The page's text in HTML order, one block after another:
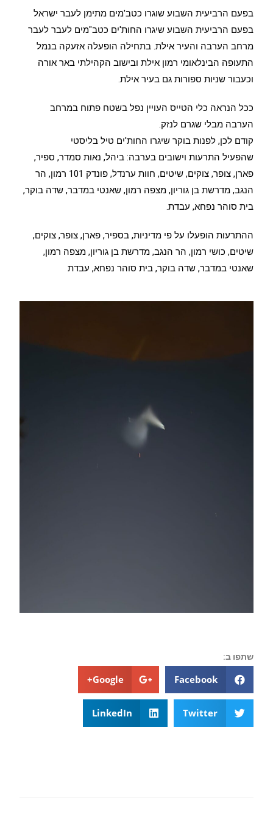
בפעם הרביעית השבוע שוגרו כטב'מים מתימן לעבר ישראל
בפעם הרביעית השבוע שיגרו החות'ים כטב"מים לעבר לעבר
מרחב הערבה והעיר אילת. בתחילה הופעלה אזעקה בנמל
התעופה הבינלאומי רמון אילת ובישוב הקהילתי באר אורה
וכעבור שניות ספורות גם בעיר אילת.
ככל הנראה כלי הטייס העויין נפל בשטח פתוח במרחב
הערבה מבלי שגרם לנזק.
קודם לכן, לפנות בוקר שיגרו החות'ים טיל בליסטי
שהפעיל התרעות וישובים בערבה: ביהל, נאות סמדר, ספיר,
פארן, צופר, צוקים, שיטים, חוות ערנדל, פונדק 101 רמון, הר
הנגב, מדרשת בן גוריון, מצפה רמון, שאנטי במדבר, שדה בוקר,
בית סוהר נפחא, עבדת.
ההתרעות הופעלו על פי מדיניות, בספיר, פארן, צופר, צוקים,
שיטים, כושי רמון, הר הנגב, מדרשת בן גוריון, מצפה רמון,
שאנטי במדבר, שדה בוקר, בית סוהר נפחא, עבדת
שתפו ב:
Facebook
Google+
Twitter
LinkedIn